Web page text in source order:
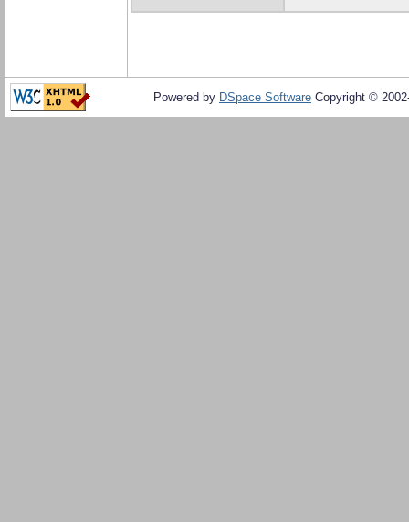
Powered by DSpace Software Copyright ©